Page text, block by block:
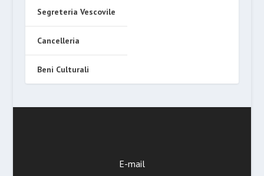
Segreteria Vescovile
Cancelleria
Beni Culturali
E-mail